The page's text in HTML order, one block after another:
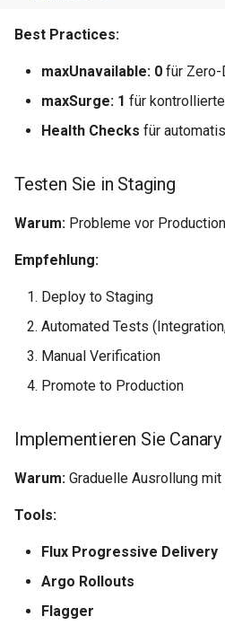
Best Practices:
maxUnavailable: 0 für Zero-
maxSurge: 1 für
Health Checks für
Testen Sie in Staging
Warum: Probleme vor
Empfehlung:
Deploy to Staging
Automated Tests
Manual Verification
Promote to Production
Implementieren Sie
Warum: Graduelle Ausrollung
Tools:
Flux Progressive Delivery
Argo Rollouts
Flagger